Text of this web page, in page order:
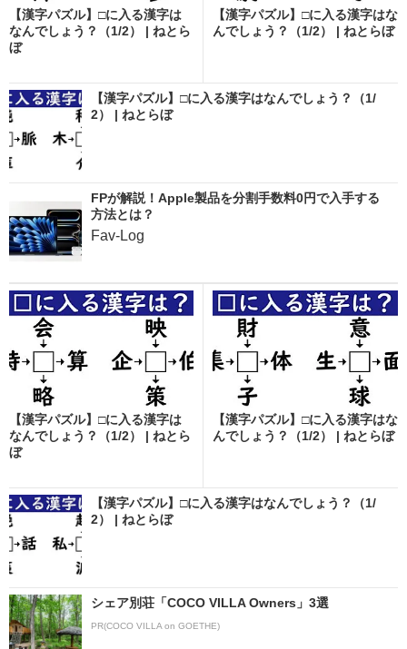
【漢字パズル】□に入る漢字は
なんでしょう？（1/2） | ねとら
ぼ
【漢字パズル】□に入る漢字はな
んでしょう？（1/2） | ねとらぼ
【漢字パズル】□に入る漢字はなんでしょう？（1/
2） | ねとらぼ
FPが解説！Apple製品を分割手数料0円で入手する
方法とは？
Fav-Log
【漢字パズル】□に入る漢字は
なんでしょう？（1/2） | ねとら
ぼ
【漢字パズル】□に入る漢字はな
んでしょう？（1/2） | ねとらぼ
【漢字パズル】□に入る漢字はなんでしょう？（1/
2） | ねとらぼ
シェア別荘「COCO VILLA Owners」3選
PR(COCO VILLA on GOETHE)